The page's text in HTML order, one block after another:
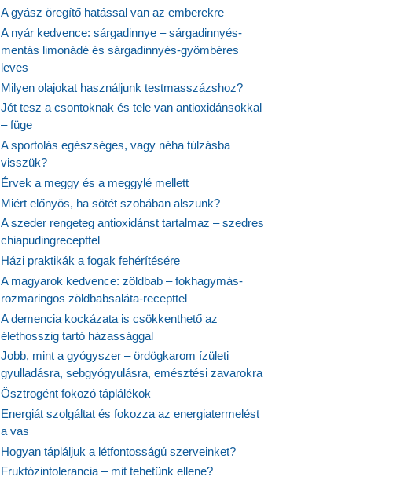
A gyász öregítő hatással van az emberekre
A nyár kedvence: sárgadinnye – sárgadinnyés-
mentás limonádé és sárgadinnyés-gyömbéres
leves
Milyen olajokat használjunk testmasszázshoz?
Jót tesz a csontoknak és tele van antioxidánsokkal
– füge
A sportolás egészséges, vagy néha túlzásba
visszük?
Érvek a meggy és a meggylé mellett
Miért előnyös, ha sötét szobában alszunk?
A szeder rengeteg antioxidánst tartalmaz – szedres
chiapudingrecepttel
Házi praktikák a fogak fehérítésére
A magyarok kedvence: zöldbab – fokhagymás-
rozmaringos zöldbabsaláta-recepttel
A demencia kockázata is csökkenthető az
élethosszig tartó házassággal
Jobb, mint a gyógyszer – ördögkarom ízületi
gyulladásra, sebgyógyulásra, emésztési zavarokra
Ösztrogént fokozó táplálékok
Energiát szolgáltat és fokozza az energiatermelést
a vas
Hogyan tápláljuk a létfontosságú szerveinket?
Fruktózintolerancia – mit tehetünk ellene?